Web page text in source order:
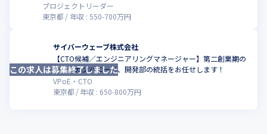
プロジェクトリーダー
東京都
年収 : 550-700万円
サイバーウェーブ株式会社
【CTO候補／エンジニアリングマネージャー】第二創業期の
テックカンパニーで、開発部の統括をお任せします！
VPoE・CTO
東京都
年収 : 650-800万円
この求人は募集終了しました